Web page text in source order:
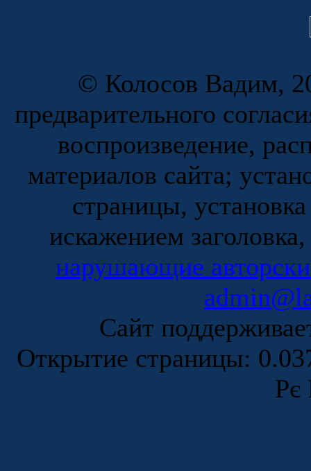
© Колосов Вадим,
предварительного
воспроизведение,
материалов сайта;
страницы,
искажением
нарушающие
Сайт
Открытие страницы:
Рє